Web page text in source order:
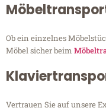
Ob ein einzelnes
Möbel sicher beim
Vertrauen Sie auf unsere